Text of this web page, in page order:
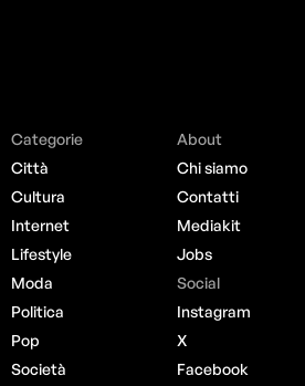
Categorie
Città
Cultura
Internet
Lifestyle
Moda
Politica
Pop
Società
About
Chi siamo
Contatti
Mediakit
Jobs
Social
Instagram
X
Facebook